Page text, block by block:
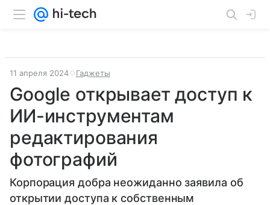
11 апреля 2024 Гаджеты
Google открывает доступ к
ИИ-инструментам
редактирования
фотографий
Корпорация добра неожиданно заявила об
открытии доступа к собственным